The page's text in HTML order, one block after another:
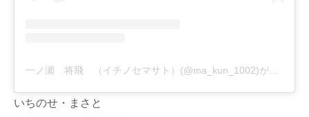
一ノ瀬 将飛 （イチノセマサト）(@ma_kun_1002)がシェアした投稿
いちのせ・まさと